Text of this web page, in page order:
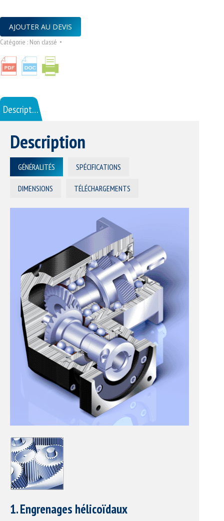
AJOUTER AU DEVIS
Catégorie : Non classé
Description
Description
GÉNÉRALITÉS SPÉCIFICATIONS
DIMENSIONS TÉLÉCHARGEMENTS
1. Engrenages hélicoïdaux